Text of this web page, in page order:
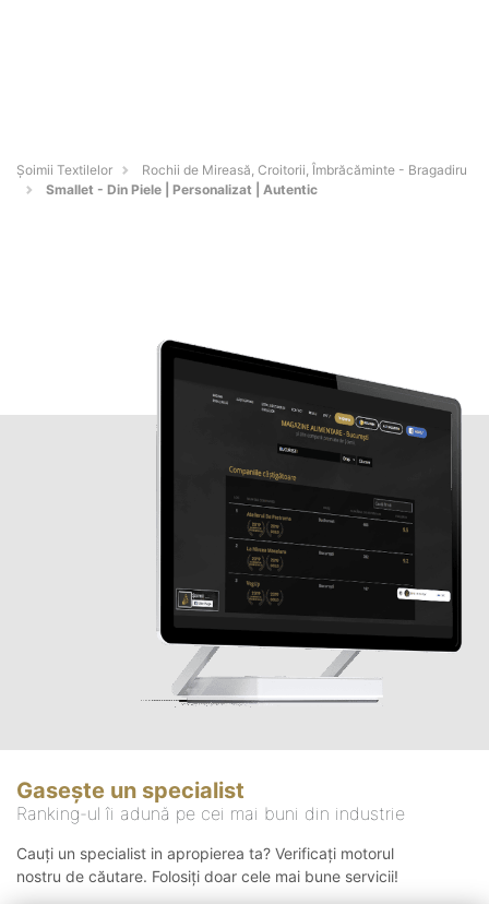
Șoimii Textilelor
Rochii de Mireasă, Croitorii, Îmbrăcăminte - Bragadiru
Smallet - Din Piele | Personalizat | Autentic
Gasește un specialist
Ranking-ul îi adună pe cei mai buni din industrie
Cauți un specialist in apropierea ta? Verificați motorul
nostru de căutare. Folosiți doar cele mai bune servicii!